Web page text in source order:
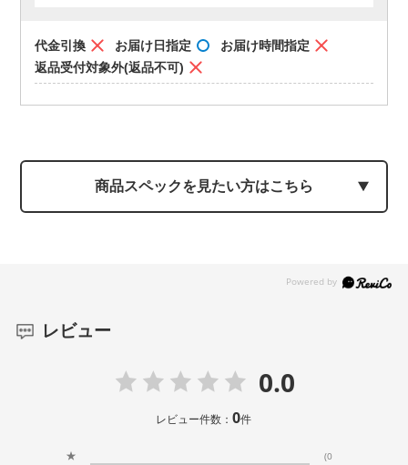
代金引換 お届け日指定
お届け時間指定
返品受付対象外(返品不可)
商品スペックを見たい方はこちら
レビュー
0.0
レビュー件数：0件
★
(0